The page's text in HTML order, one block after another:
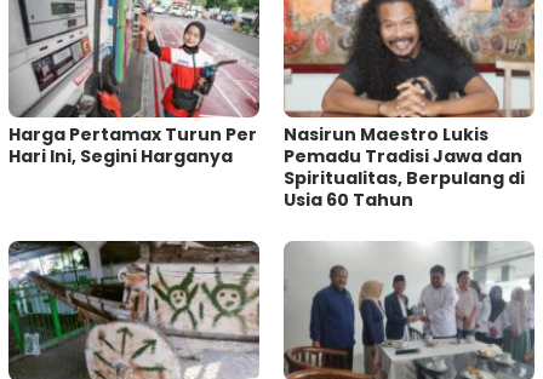
Harga Pertamax Turun Per
Hari Ini, Segini Harganya
‎Nasirun Maestro Lukis
Pemadu Tradisi Jawa dan
Spiritualitas, Berpulang di
Usia 60 Tahun